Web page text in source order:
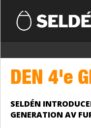
DEN 4'e
SELDÉN
GENERATION AV